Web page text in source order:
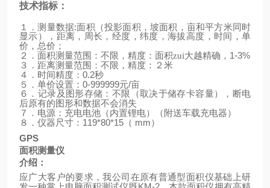
技术指标：
１．测量数据:面积（投影面积，坡面积，亩和平方米同时
显示），距离，周长，经度，纬度，海拔高度，时间，单
价，总价；
２．面积测量范围：不限，精度：面积zui大越精确， 1-3%
３．距离测量范围：不限，精度：２米
４．时间精度： 0.2秒
５．单价设置： 0-999999元/亩
６．记录及图形存储：不限（取决于储存卡容量），断电
后原有的图形和数据不会消失
７．电源：充电电池（内置锂电）
（ 附送车载充电器）
８．仪器尺寸： 119*80*15 （ mm）
GPS
面积测量仪
介绍：
应广大客户的要求，我公司在原有普通型面积仪基础上研